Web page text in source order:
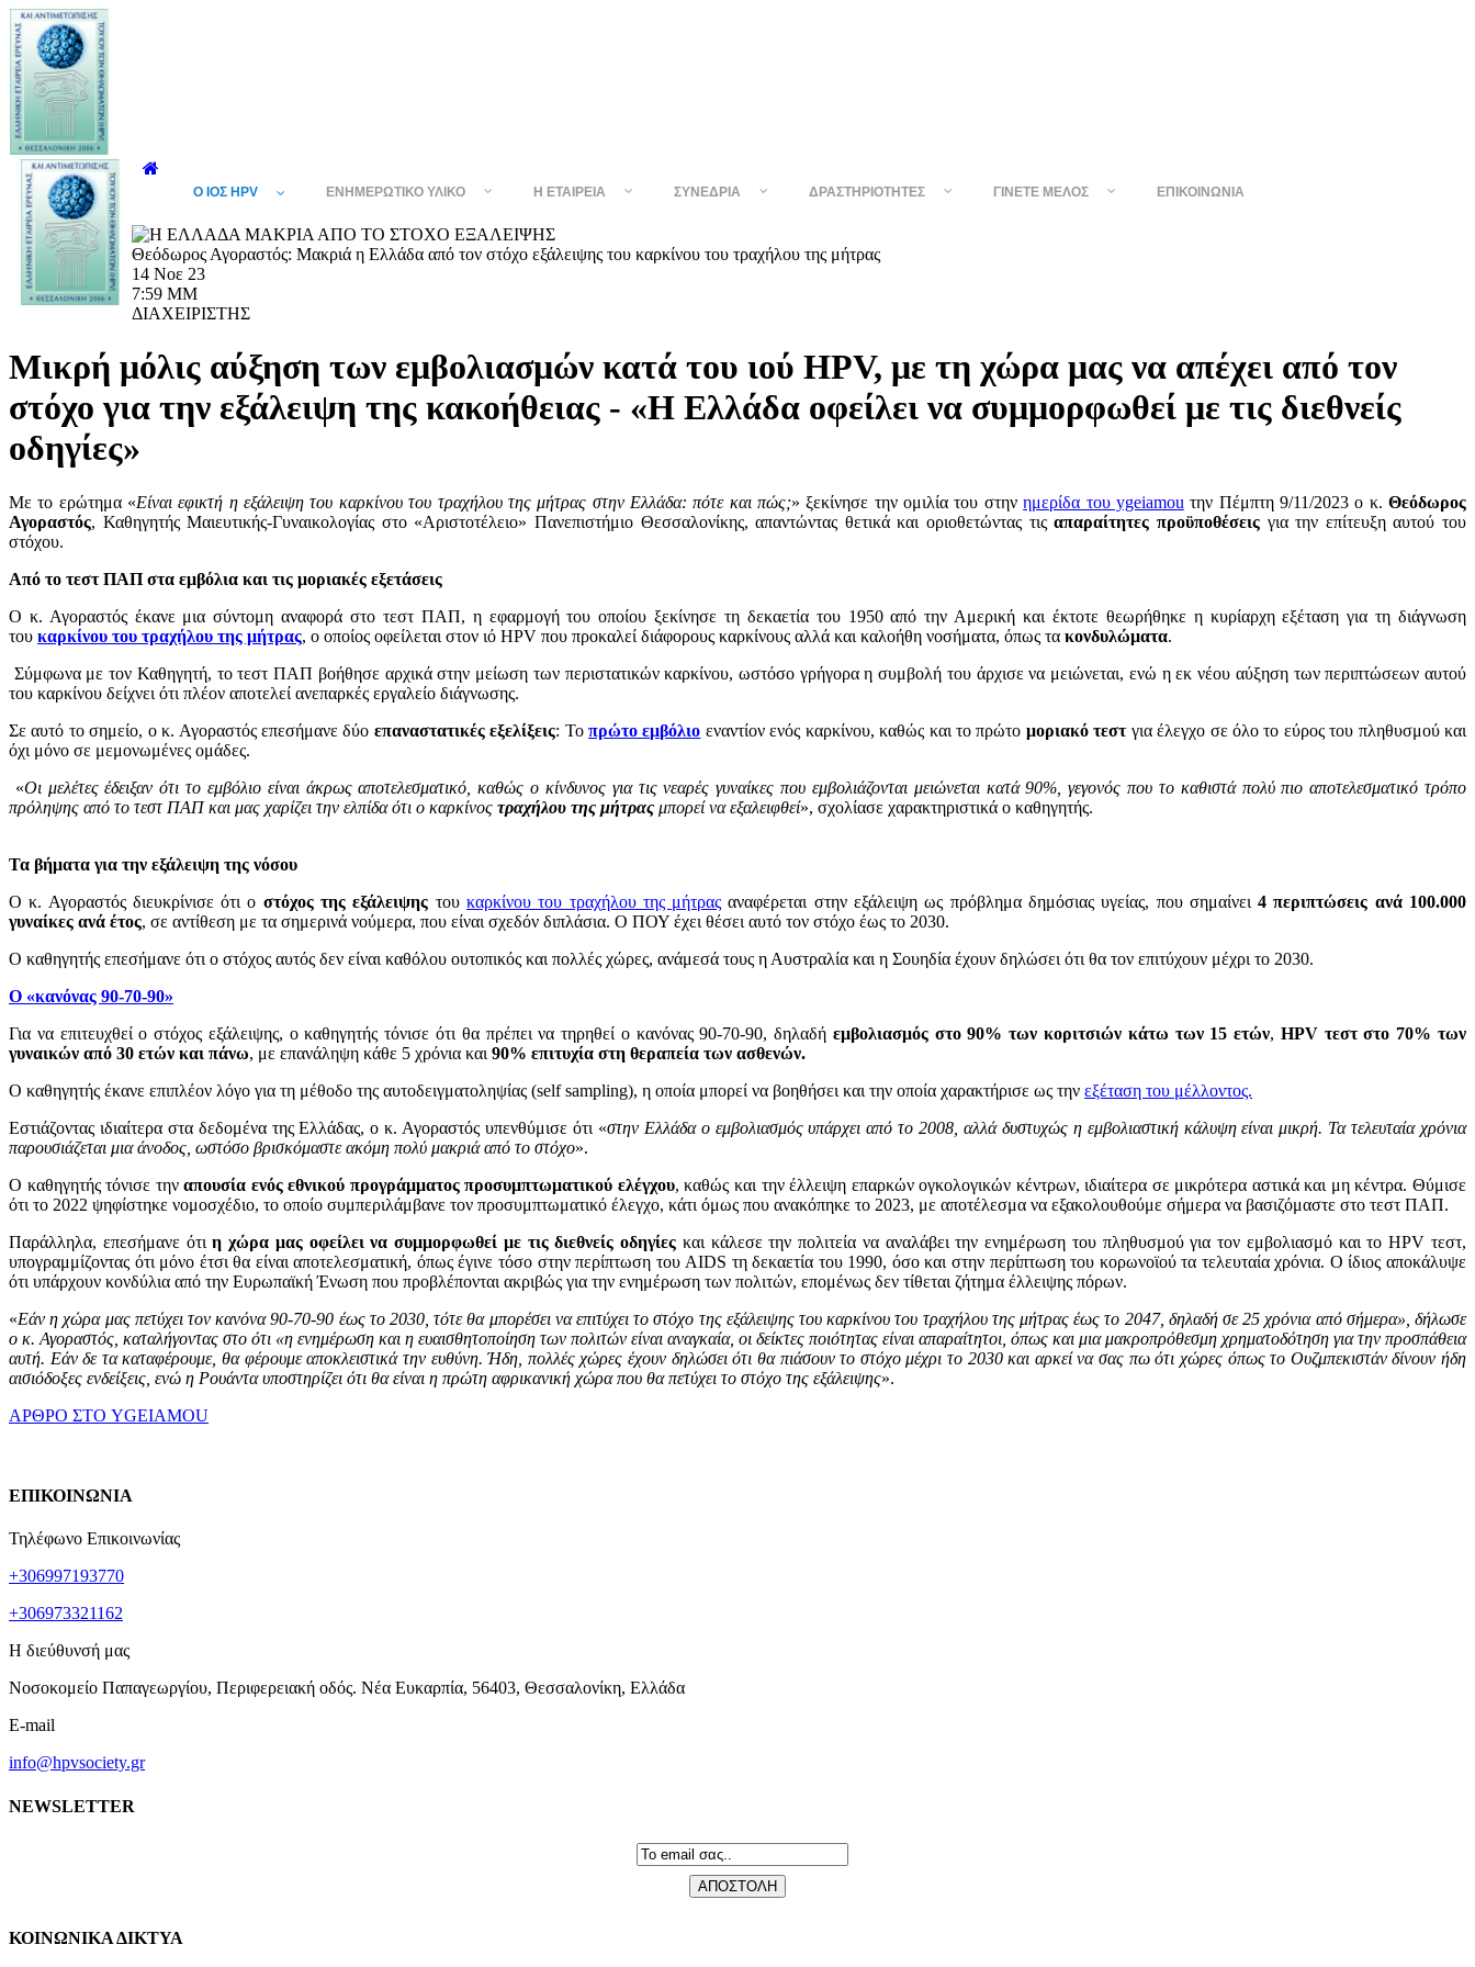
Ο ΙΌΣ HPV ΕΝΗΜΕΡΩΤΙΚΌ ΥΛΙΚΌ Η ΕΤΑΙΡΕΊΑ ΣΥΝΈΔΡΙΑ ΔΡΑΣΤΗΡΙΌΤΗΤΕΣ ΓΊΝΕΤΕ ΜΈΛΟΣ ΕΠΙΚΟΙΝΩΝΊΑ
Θεόδωρος Αγοραστός: Μακριά η Ελλάδα από τον στόχο εξάλειψης του καρκίνου του τραχήλου της μήτρας
14 Νοε 23
7:59 ΜΜ
ΔΙΑΧΕΙΡΙΣΤΗΣ
Μικρή μόλις αύξηση των εμβολιασμών κατά του ιού HPV, με τη χώρα μας να απέχει από τον
στόχο για την εξάλειψη της κακοήθειας - «Η Ελλάδα οφείλει να συμμορφωθεί με τις διεθνείς
οδηγίες»
Με το ερώτημα «Είναι εφικτή η εξάλειψη του καρκίνου του τραχήλου της μήτρας στην Ελλάδα: πότε και πώς;» ξεκίνησε την ομιλία του στηνημερίδα του ygeiamou την Πέμπτη 9/11/2023 ο κ.Θεόδωρος
Αγοραστός, Καθηγητής Mαιευτικής-Γυναικολογίας στο «Αριστοτέλειο» Πανεπιστήμιο Θεσσαλονίκης, απαντώντας θετικά και οριοθετώντας τιςαπαραίτητες προϋποθέσειςγια την επίτευξη αυτού του
στόχου.
Από το τεστ ΠΑΠ στα εμβόλια και τις μοριακές εξετάσεις
Ο κ. Αγοραστός έκανε μια σύντομη αναφορά στο τεστ ΠΑΠ, η εφαρμογή του οποίου ξεκίνησε τη δεκαετία του 1950 από την Αμερική και έκτοτε θεωρήθηκε η κυρίαρχη εξέταση για τη διάγνωση
του καρκίνου του τραχήλου της μήτρας, ο οποίος οφείλεται στον ιό HPV που προκαλεί διάφορους καρκίνους αλλά και καλοήθη νοσήματα, όπως τα κονδυλώματα.
Σύμφωνα με τον Καθηγητή, το τεστ ΠΑΠ βοήθησε αρχικά στην μείωση των περιστατικών καρκίνου, ωστόσο γρήγορα η συμβολή του άρχισε να μειώνεται, ενώ η εκ νέου αύξηση των περιπτώσεων αυτού
του καρκίνου δείχνει ότι πλέον αποτελεί ανεπαρκές εργαλείο διάγνωσης.
Σε αυτό το σημείο, ο κ. Αγοραστός επεσήμανε δύο επαναστατικές εξελίξεις: Τοπρώτο εμβόλιο εναντίον ενός καρκίνου, καθώς και το πρώτο μοριακό τεστγια έλεγχο σε όλο το εύρος του πληθυσμού και
όχι μόνο σε μεμονωμένες ομάδες.
«Οι μελέτες έδειξαν ότι το εμβόλιο είναι άκρως αποτελεσματικό, καθώς ο κίνδυνος για τις νεαρές γυναίκες που εμβολιάζονται μειώνεται κατά 90%, γεγονός που το καθιστά πολύ πιο αποτελεσματικό τρόπο
πρόληψης από το τεστ ΠΑΠ και μας χαρίζει την ελπίδα ότι ο καρκίνος τραχήλου της μήτρας μπορεί να εξαλειφθεί», σχολίασε χαρακτηριστικά ο καθηγητής.
Τα βήματα για την εξάλειψη της νόσου
Ο κ. Αγοραστός διευκρίνισε ότι ο στόχος της εξάλειψης του καρκίνου του τραχήλου της μήτρας αναφέρεται στην εξάλειψη ως πρόβλημα δημόσιας υγείας, που σημαίνει 4 περιπτώσεις ανά 100.000
γυναίκες ανά έτος, σε αντίθεση με τα σημερινά νούμερα, που είναι σχεδόν διπλάσια. Ο ΠΟΥ έχει θέσει αυτό τον στόχο έως το 2030.
Ο καθηγητής επεσήμανε ότι ο στόχος αυτός δεν είναι καθόλου ουτοπικός και πολλές χώρες, ανάμεσά τους η Αυστραλία και η Σουηδία έχουν δηλώσει ότι θα τον επιτύχουν μέχρι το 2030.
Ο «κανόνας 90-70-90»
Για να επιτευχθεί ο στόχος εξάλειψης, ο καθηγητής τόνισε ότι θα πρέπει να τηρηθεί ο κανόνας 90-70-90, δηλαδή εμβολιασμός στο 90% των κοριτσιών κάτω των 15 ετών, HPV τεστ στο 70% των
γυναικών από 30 ετών και πάνω, με επανάληψη κάθε 5 χρόνια και 90% επιτυχία στη θεραπεία των ασθενών.
Ο καθηγητής έκανε επιπλέον λόγο για τη μέθοδο της αυτοδειγματοληψίας (self sampling), η οποία μπορεί να βοηθήσει και την οποία χαρακτήρισε ως την εξέταση του μέλλοντος.
Εστιάζοντας ιδιαίτερα στα δεδομένα της Ελλάδας, ο κ. Αγοραστός υπενθύμισε ότι «στην Ελλάδα ο εμβολιασμός υπάρχει από το 2008, αλλά δυστυχώς η εμβολιαστική κάλυψη είναι μικρή. Τα τελευταία χρόνια
παρουσιάζεται μια άνοδος, ωστόσο βρισκόμαστε ακόμη πολύ μακριά από το στόχο».
Ο καθηγητής τόνισε τηναπουσία ενός εθνικού προγράμματος προσυμπτωματικού ελέγχου, καθώς και την έλλειψη επαρκών ογκολογικών κέντρων, ιδιαίτερα σε μικρότερα αστικά και μη κέντρα. Θύμισε
ότι το 2022 ψηφίστηκε νομοσχέδιο, το οποίο συμπεριλάμβανε τον προσυμπτωματικό έλεγχο, κάτι όμως που ανακόπηκε το 2023, με αποτέλεσμα να εξακολουθούμε σήμερα να βασιζόμαστε στο τεστ ΠΑΠ.
Παράλληλα, επεσήμανε ότιη χώρα μας οφείλει να συμμορφωθεί με τις διεθνείς οδηγίες και κάλεσε την πολιτεία να αναλάβει την ενημέρωση του πληθυσμού για τον εμβολιασμό και το HPV τεστ,
υπογραμμίζοντας ότι μόνο έτσι θα είναι αποτελεσματική, όπως έγινε τόσο στην περίπτωση του AIDS τη δεκαετία του 1990, όσο και στην περίπτωση του κορωνοϊού τα τελευταία χρόνια. Ο ίδιος αποκάλυψε
ότι υπάρχουν κονδύλια από την Ευρωπαϊκή Ένωση που προβλέπονται ακριβώς για την ενημέρωση των πολιτών, επομένως δεν τίθεται ζήτημα έλλειψης πόρων.
«Εάν η χώρα μας πετύχει τον κανόνα 90-70-90 έως το 2030, τότε θα μπορέσει να επιτύχει το στόχο της εξάλειψης του καρκίνου του τραχήλου της μήτρας έως το 2047, δηλαδή σε 25 χρόνια από σήμερα», δήλωσε
ο κ. Αγοραστός, καταλήγοντας στο ότι «η ενημέρωση και η ευαισθητοποίηση των πολιτών είναι αναγκαία, οι δείκτες ποιότητας είναι απαραίτητοι, όπως και μια μακροπρόθεσμη χρηματοδότηση για την προσπάθεια
αυτή. Εάν δε τα καταφέρουμε, θα φέρουμε αποκλειστικά την ευθύνη. Ήδη, πολλές χώρες έχουν δηλώσει ότι θα πιάσουν το στόχο μέχρι το 2030 και αρκεί να σας πω ότι χώρες όπως το Ουζμπεκιστάν δίνουν ήδη
αισιόδοξες ενδείξεις, ενώ η Ρουάντα υποστηρίζει ότι θα είναι η πρώτη αφρικανική χώρα που θα πετύχει το στόχο της εξάλειψης».
ΑΡΘΡΟ ΣΤΟ YGEIAMOU
ΕΠΙΚΟΙΝΩΝΙΑ
Τηλέφωνο Επικοινωνίας
+306997193770
+306973321162
Η διεύθυνσή μας
Νοσοκομείο Παπαγεωργίου, Περιφερειακή οδός. Νέα Ευκαρπία, 56403, Θεσσαλονίκη, Ελλάδα
E-mail
info@hpvsociety.gr
NEWSLETTER
ΚΟΙΝΩΝΙΚΑ ΔΙΚΤΥΑ